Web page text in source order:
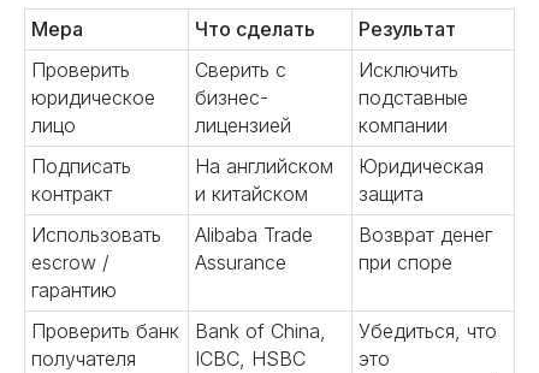
Мера Что сделать
Результат
Проверить
юридическое
лицо
Сверить с
бизнес-
лицензией
Исключить
подставные
компании
Подписать
контракт
На английском
и китайском
Юридическая
защита
Использовать
escrow /
гарантию
Alibaba Trade
Assurance
Возврат денег
при споре
Проверить банк
получателя
Bank of China,
ICBC, HSBC
Убедиться, что
это